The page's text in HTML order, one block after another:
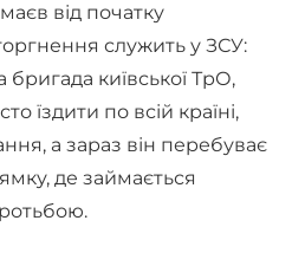
від початку
служить у ЗСУ:
бригада київської ТрО,
їздити по всій країні,
а зараз він перебуває
де займається